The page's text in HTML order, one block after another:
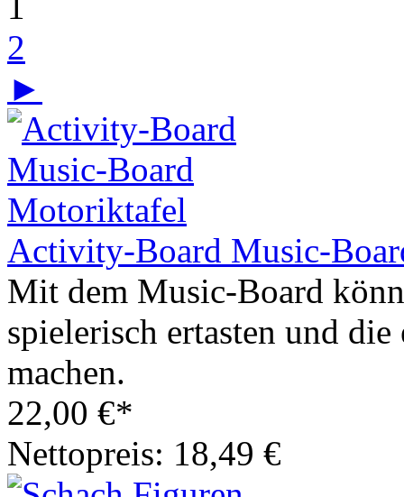
2
►
Activity-Board Music-
Mit dem Music-Board
spielerisch ertasten und
machen.
22,00 €*
Nettopreis: 18,49 €